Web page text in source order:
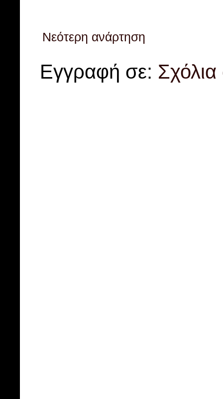
Νεότερη ανάρτηση
Εγγραφή σε: